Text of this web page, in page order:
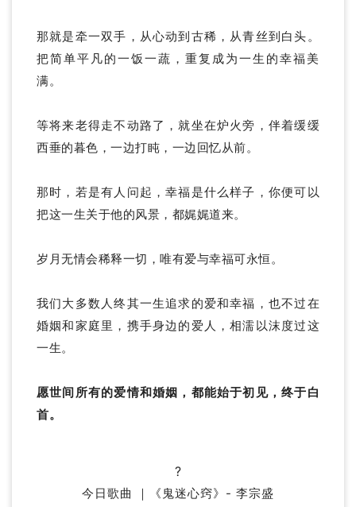
那就是牵一双手，从心动到古稀，从青丝到白头。
把简单平凡的一饭一蔬，重复成为一生的幸福美
满。
等将来老得走不动路了，就坐在炉火旁，伴着缓缓
西垂的暮色，一边打盹，一边回忆从前。
那时，若是有人问起，幸福是什么样子，你便可以
把这一生关于他的风景，都娓娓道来。
岁月无情会稀释一切，唯有爱与幸福可永恒。
我们大多数人终其一生追求的爱和幸福，也不过在
婚姻和家庭里，携手身边的爱人，相濡以沫度过这
一生。
愿世间所有的爱情和婚姻，都能始于初见，终于白
首。
?
今日歌曲 ｜ 《鬼迷心窍》- 李宗盛